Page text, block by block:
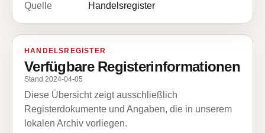
Quelle
Handelsregister
HANDELSREGISTER
Verfügbare Registerinformationen
Stand 2024-04-05
Diese Übersicht zeigt ausschließlich
Registerdokumente und Angaben, die in unserem
lokalen Archiv vorliegen.